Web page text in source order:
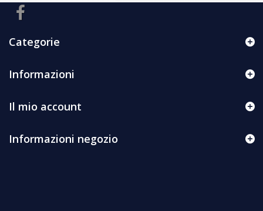
Categorie
Informazioni
Il mio account
Informazioni negozio